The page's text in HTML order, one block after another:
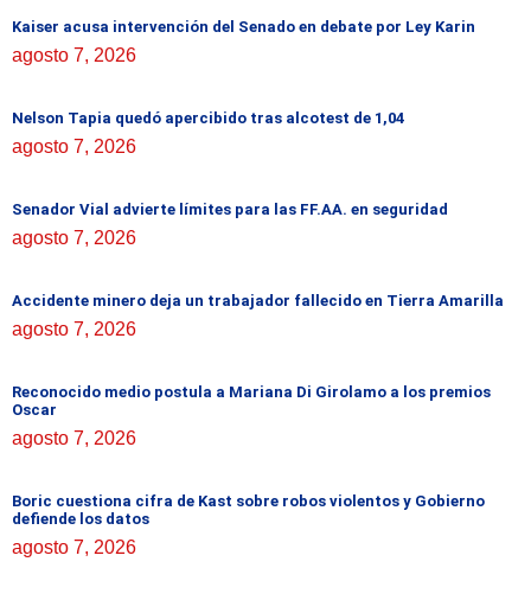
Kaiser acusa intervención del Senado en debate por Ley Karin
agosto 7, 2026
Nelson Tapia quedó apercibido tras alcotest de 1,04
agosto 7, 2026
Senador Vial advierte límites para las FF.AA. en seguridad
agosto 7, 2026
Accidente minero deja un trabajador fallecido en Tierra Amarilla
agosto 7, 2026
Reconocido medio postula a Mariana Di Girolamo a los premios
Oscar
agosto 7, 2026
Boric cuestiona cifra de Kast sobre robos violentos y Gobierno
defiende los datos
agosto 7, 2026